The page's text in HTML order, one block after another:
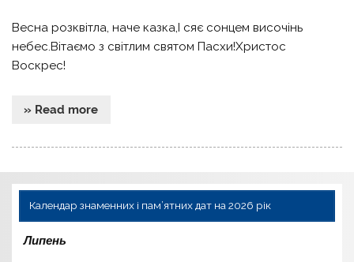
Весна розквітла, наче казка,І сяє сонцем височінь
небес.Вітаємо з світлим святом Пасхи!Христос
Воскрес!
» Read more
Календар знаменних і пам’ятних дат на 2026 рік
Липень